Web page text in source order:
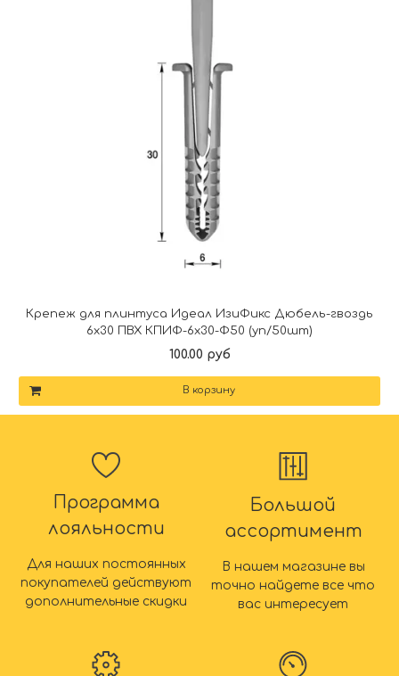
Крепеж для плинтуса Идеал ИзиФикс Дюбель-гвоздь
6х30 ПВХ КПИФ-6х30-Ф50 (уп/50шт)
100.00 руб
В корзину
Программа
лояльности
Для наших постоянных
покупателей действуют
дополнительные скидки
Большой
ассортимент
В нашем магазине вы
точно найдете все что
вас интересует